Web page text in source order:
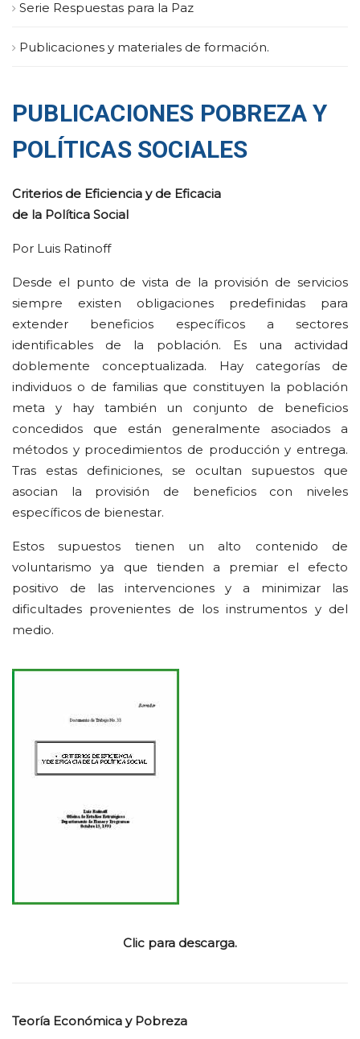
Serie Respuestas para la Paz
Publicaciones y materiales de formación.
PUBLICACIONES POBREZA Y
POLÍTICAS SOCIALES
Criterios de Eficiencia y de Eficacia
de la Política Social
Por Luis Ratinoff
Desde el punto de vista de la provisión de servicios
siempre existen obligaciones predefinidas para
extender beneficios específicos a sectores
identificables de la población. Es una actividad
doblemente conceptualizada. Hay categorías de
individuos o de familias que constituyen la población
meta y hay también un conjunto de beneficios
concedidos que están generalmente asociados a
métodos y procedimientos de producción y entrega.
Tras estas definiciones, se ocultan supuestos que
asocian la provisión de beneficios con niveles
específicos de bienestar.
Estos supuestos tienen un alto contenido de
voluntarismo ya que tienden a premiar el efecto
positivo de las intervenciones y a minimizar las
dificultades provenientes de los instrumentos y del
medio.
Clic para descarga.
Teoría Económica y Pobreza